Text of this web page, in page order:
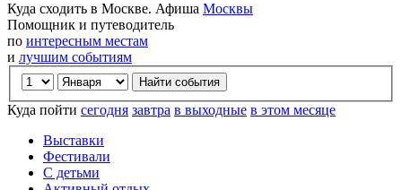
Куда сходить в Москве. Афиша Москвы
Помощник и путеводитель
по интересным местам
и лучшим событиям
Куда пойти сегодня завтра в выходные в этом месяце
Выставки
Фестивали
С детьми